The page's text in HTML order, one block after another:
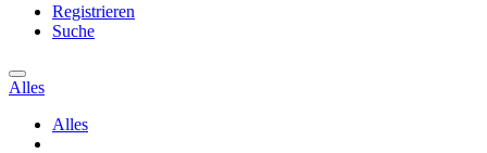
Registrieren
Suche
Alles
Alles